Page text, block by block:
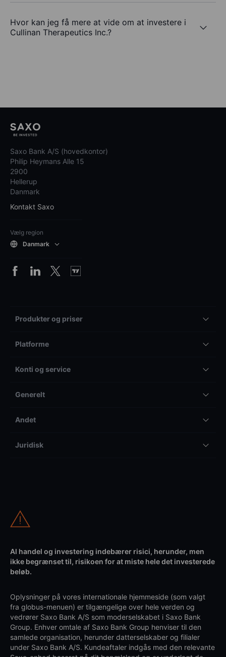
Hvor kan jeg få mere at vide om at investere i
Cullinan Therapeutics Inc.?
Saxo Bank A/S (hovedkontor)
Philip Heymans Alle 15
2900
Hellerup
Danmark
Kontakt Saxo
Vælg region
Danmark
Produkter og priser
Platforme
Konti og service
Generelt
Andet
Juridisk
Al handel og investering indebærer risici, herunder, men
ikke begrænset til, risikoen for at miste hele det investerede
beløb.
Oplysninger på vores internationale hjemmeside (som valgt
fra globus-menuen) er tilgængelige over hele verden og
vedrører Saxo Bank A/S som moderselskabet i Saxo Bank
Group. Enhver omtale af Saxo Bank Group henviser til den
samlede organisation, herunder datterselskaber og filialer
under Saxo Bank A/S. Kundeaftaler indgås med den relevante